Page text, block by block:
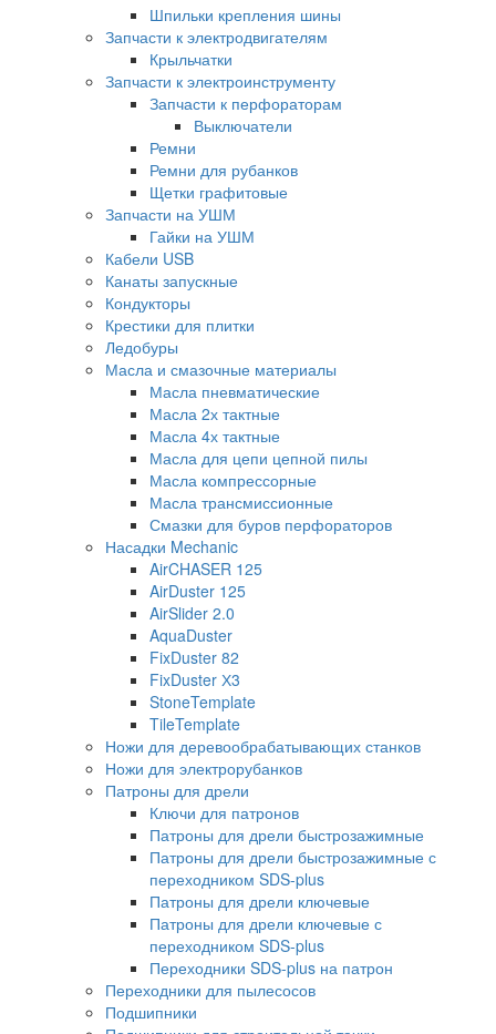
Шпильки крепления шины
Запчасти к электродвигателям
Крыльчатки
Запчасти к электроинструменту
Запчасти к перфораторам
Выключатели
Ремни
Ремни для рубанков
Щетки графитовые
Запчасти на УШМ
Гайки на УШМ
Кабели USB
Канаты запускные
Кондукторы
Крестики для плитки
Ледобуры
Масла и смазочные материалы
Масла пневматические
Масла 2х тактные
Масла 4х тактные
Масла для цепи цепной пилы
Масла компрессорные
Масла трансмиссионные
Смазки для буров перфораторов
Насадки Mechanic
AirCHASER 125
AirDuster 125
AirSlider 2.0
AquaDuster
FixDuster 82
FixDuster Х3
StoneTemplate
TileTemplate
Ножи для деревообрабатывающих станков
Ножи для электрорубанков
Патроны для дрели
Ключи для патронов
Патроны для дрели быстрозажимные
Патроны для дрели быстрозажимные с
переходником SDS-plus
Патроны для дрели ключевые
Патроны для дрели ключевые с
переходником SDS-plus
Переходники SDS-plus на патрон
Переходники для пылесосов
Подшипники